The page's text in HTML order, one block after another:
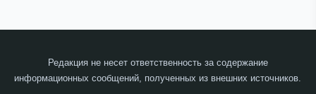
Редакция не несет ответственность за содержание
информационных сообщений, полученных из внешних источников.